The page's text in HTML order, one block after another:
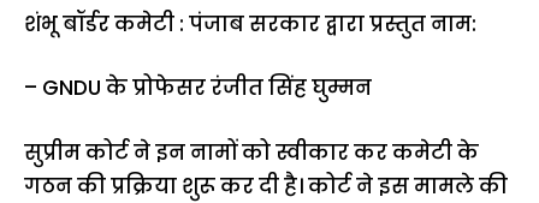
शंभू बॉर्डर कमेटी : पंजाब सरकार द्वारा प्रस्तुत नाम:
– GNDU के प्रोफेसर रंजीत सिंह घुम्मन
सुप्रीम कोर्ट ने इन नामों को स्वीकार कर कमेटी के
गठन की प्रक्रिया शुरू कर दी है। कोर्ट ने इस मामले की